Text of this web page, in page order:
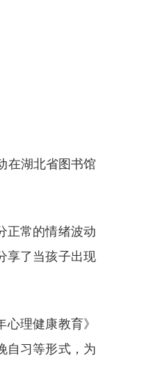
在湖北省图书馆
正常的情绪波动
享了当孩子出现
理健康教育》
自习等形式，为